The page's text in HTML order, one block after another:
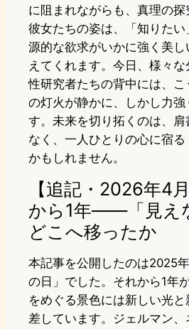
に阻まれながらも、真理の
彼女たちの姿は、「知りた
源的な欲求がいかに強く美
えてくれます。今日、様々
性研究者たちの背中には、
の灯火が静かに、しかし力
す。未来を切り拓くのは、
なく、一人ひとりの心に宿
かもしれません。
【追記・2026年4
から1年——「見え
どこへ移ったか
本記事を公開したのは2025
の日」でした。それから1年
をめぐる景色には新しい光
差しています。ジェルマン